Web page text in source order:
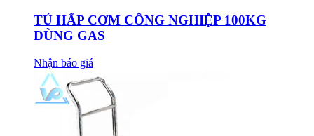
TỦ HẤP CƠM CÔNG NGHIỆP 100KG
DÙNG GAS
Nhận báo giá